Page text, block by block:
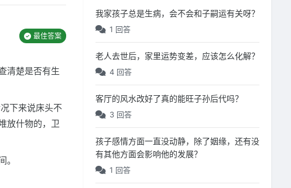
最佳答案
清楚是否有生
下来说床头不
放什物的，卫
。
我家孩子总是生病，会不会和子嗣运有关呀？
1 回答
老人去世后，家里运势变差，应该怎么化解？
4 回答
客厅的风水改好了真的能旺子孙后代吗？
3 回答
孩子感情方面一直没动静，除了姻缘，还有没
有其他方面会影响他的发展？
1 回答